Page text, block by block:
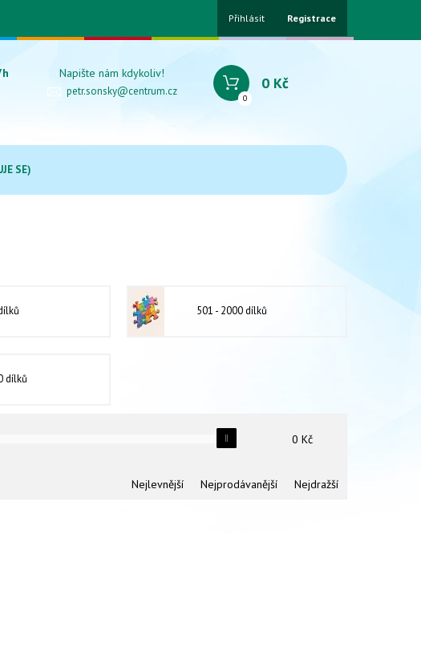
Přihlásit Registrace
Napište nám kdykoliv!
petr.sonsky@centrum.cz
0
0 Kč
SE)
501 - 2000 dílků
dílků
0 Kč
Nejlevnější Nejprodávanější Nejdražší